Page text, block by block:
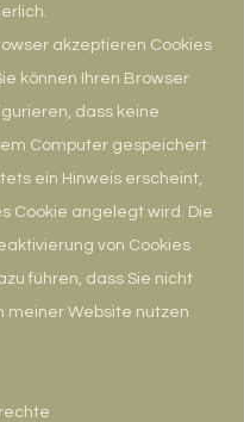
akzeptieren Cookies
können Ihren Browser
dass keine
Computer gespeichert
ein Hinweis erscheint,
Cookie angelegt wird. Die
von Cookies
führen, dass Sie nicht
meiner Website nutzen